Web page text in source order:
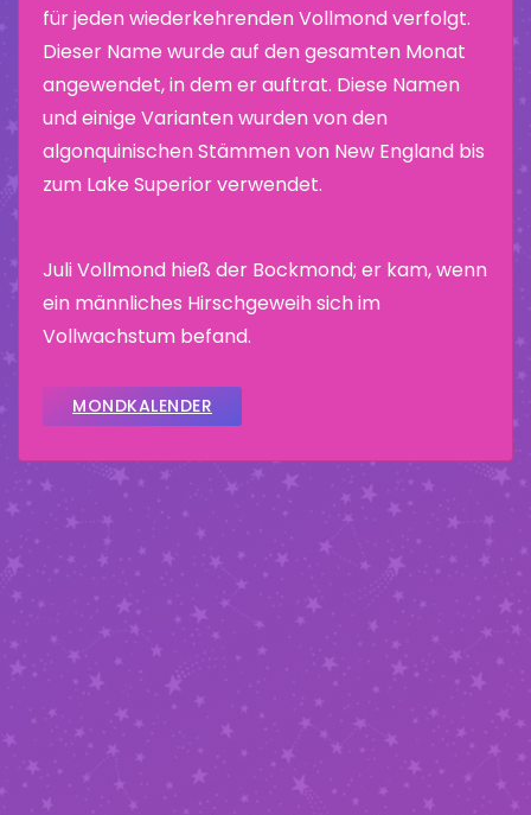
für jeden wiederkehrenden Vollmond verfolgt.
Dieser Name wurde auf den gesamten Monat
angewendet, in dem er auftrat. Diese Namen
und einige Varianten wurden von den
algonquinischen Stämmen von New England bis
zum Lake Superior verwendet.
Juli Vollmond hieß der Bockmond; er kam, wenn
ein männliches Hirschgeweih sich im
Vollwachstum befand.
MONDKALENDER